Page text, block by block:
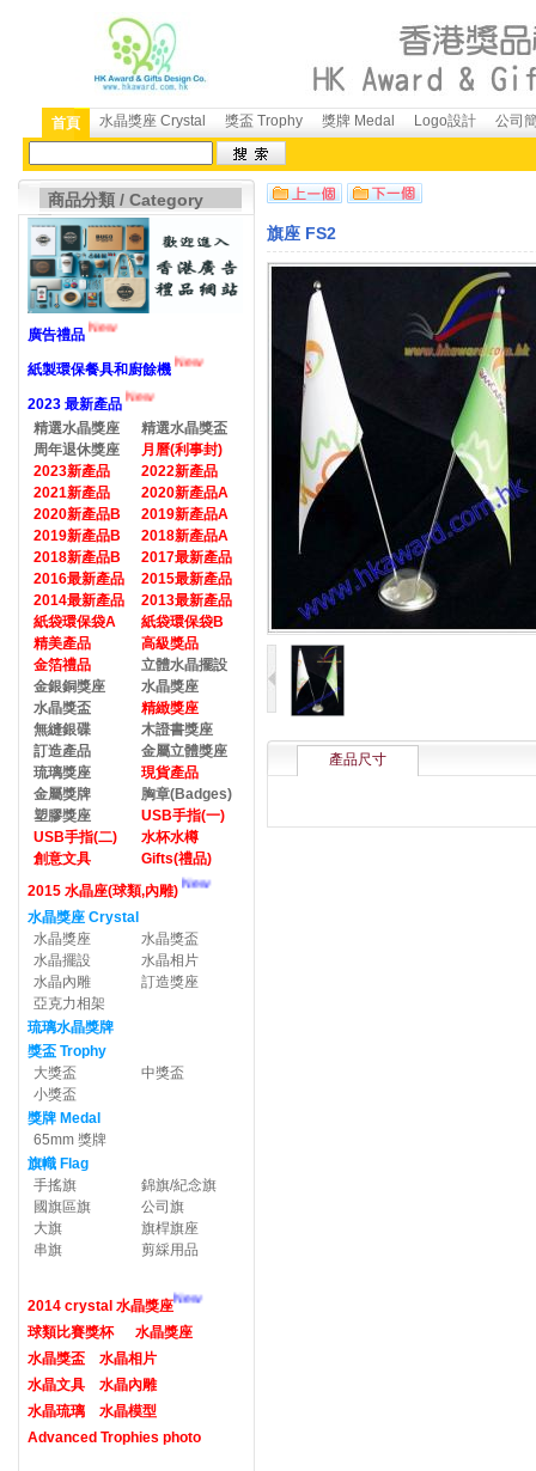
首頁 水晶獎座 Crystal 獎盃 Trophy 獎牌 Medal Logo設計 公司
商品分類 / Category
廣告禮品 New
紙製環保餐具和廚餘機 New
2023 最新產品
New
精選水晶獎座
精選水晶獎盃
周年退休獎座
月曆(利事封)
2023新產品
2022新產品
2021新產品
2020新產品A
2020新產品B
2019新產品A
2019新產品B
2018新產品A
2018新產品B
2017最新產品
2016最新產品
2015最新產品
2014最新產品
2013最新產品
紙袋環保袋A
紙袋環保袋B
精美產品
高級獎品
金箔禮品
立體水晶擺設
金銀銅獎座
水晶獎座
水晶獎盃
精緻獎座
無縫銀碟
木證書獎座
訂造產品
金屬立體獎座
琉璃獎座
現貨產品
金屬獎牌
胸章(Badges)
塑膠獎座
USB手指(一)
USB手指(二)
水杯水樽
創意文具
Gifts(禮品)
2015 水晶座(球類,內雕)
New
水晶獎座 Crystal
水晶獎座
水晶獎盃
水晶擺設
水晶相片
水晶內雕
訂造獎座
亞克力相架
琉璃水晶獎牌
獎盃 Trophy
大獎盃
中獎盃
小獎盃
獎牌 Medal
65mm 獎牌
旗幟 Flag
手搖旗
錦旗/紀念旗
國旗區旗
公司旗
大旗
旗桿旗座
串旗
剪綵用品
2014 crystal 水晶獎座 New
球類比賽獎杯
水晶獎座
水晶獎盃
水晶相片
水晶文具
水晶內雕
水晶琉璃
水晶模型
Advanced Trophies photo
旗座 FS2
產品尺寸